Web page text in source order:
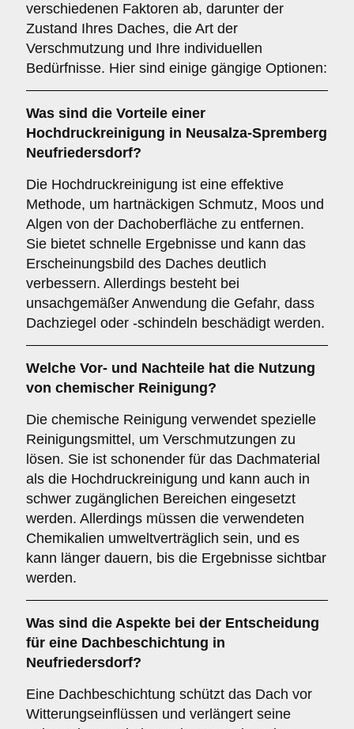
verschiedenen Faktoren ab, darunter der
Zustand Ihres Daches, die Art der
Verschmutzung und Ihre individuellen
Bedürfnisse. Hier sind einige gängige Optionen:
Was sind die Vorteile einer
Hochdruckreinigung in Neusalza-Spremberg
Neufriedersdorf?
Die Hochdruckreinigung ist eine effektive
Methode, um hartnäckigen Schmutz, Moos und
Algen von der Dachoberfläche zu entfernen.
Sie bietet schnelle Ergebnisse und kann das
Erscheinungsbild des Daches deutlich
verbessern. Allerdings besteht bei
unsachgemäßer Anwendung die Gefahr, dass
Dachziegel oder -schindeln beschädigt werden.
Welche Vor- und Nachteile hat die Nutzung
von chemischer Reinigung?
Die chemische Reinigung verwendet spezielle
Reinigungsmittel, um Verschmutzungen zu
lösen. Sie ist schonender für das Dachmaterial
als die Hochdruckreinigung und kann auch in
schwer zugänglichen Bereichen eingesetzt
werden. Allerdings müssen die verwendeten
Chemikalien umweltverträglich sein, und es
kann länger dauern, bis die Ergebnisse sichtbar
werden.
Was sind die Aspekte bei der Entscheidung
für eine Dachbeschichtung in
Neufriedersdorf?
Eine Dachbeschichtung schützt das Dach vor
Witterungseinflüssen und verlängert seine